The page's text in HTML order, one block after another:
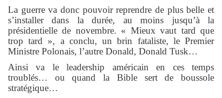
La guerre va donc pouvoir reprendre de plus belle et
s’installer dans la durée, au moins jusqu’à la
présidentielle de novembre. « Mieux vaut tard que
trop tard », a conclu, un brin fataliste, le Premier
Ministre Polonais, l’autre Donald, Donald Tusk…
Ainsi va le leadership américain en ces temps
troublés… ou quand la Bible sert de boussole
stratégique…